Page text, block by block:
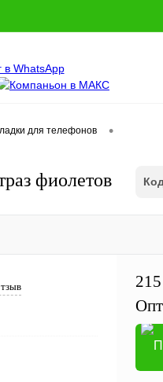
для телефонов •
фиолетов